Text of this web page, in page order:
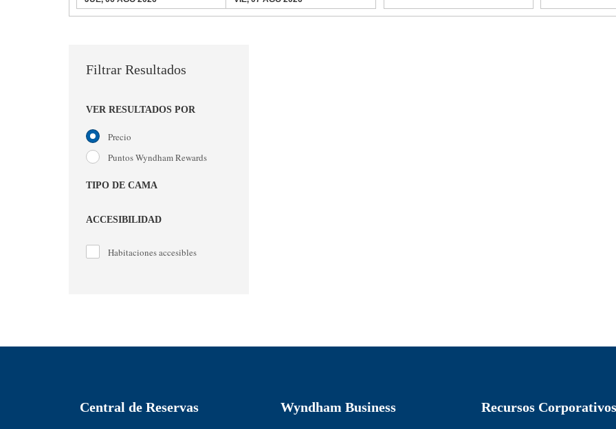
Filtrar Resultados
VER RESULTADOS POR
Precio
Puntos Wyndham Rewards
TIPO DE CAMA
ACCESIBILIDAD
Habitaciones accesibles
Central de Reservas Wyndham Business Recursos Corporativos